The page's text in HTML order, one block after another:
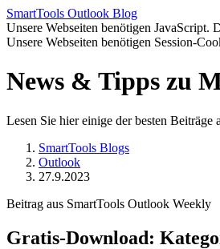
SmartTools Outlook Blog
Unsere Webseiten benötigen JavaScript.
Unsere Webseiten benötigen Session-
News & Tipps zu
Lesen Sie hier einige der besten Beiträge
SmartTools Blogs
Outlook
27.9.2023
Beitrag aus SmartTools Outlook Weekly
Gratis-Download: